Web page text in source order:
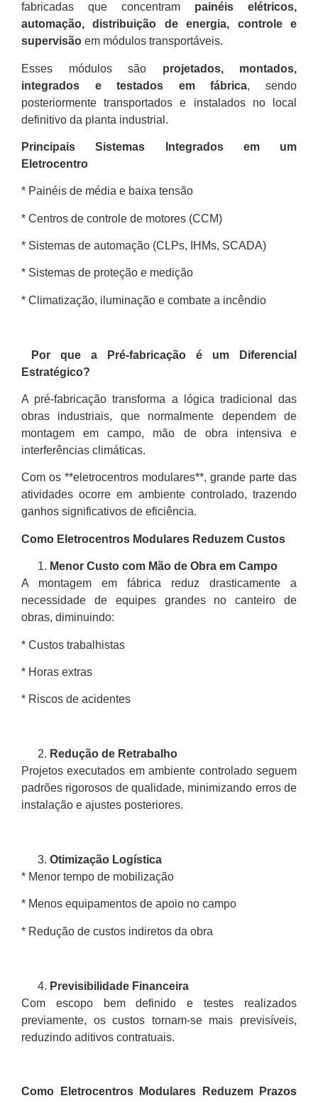
fabricadas que concentram painéis elétricos,
automação, distribuição de energia, controle e
supervisão em módulos transportáveis.
Esses módulos são projetados, montados,
integrados e testados em fábrica, sendo
posteriormente transportados e instalados no local
definitivo da planta industrial.
Principais Sistemas Integrados em um
Eletrocentro
* Painéis de média e baixa tensão
* Centros de controle de motores (CCM)
* Sistemas de automação (CLPs, IHMs, SCADA)
* Sistemas de proteção e medição
* Climatização, iluminação e combate a incêndio
Por que a Pré-fabricação é um Diferencial
Estratégico?
A pré-fabricação transforma a lógica tradicional das
obras industriais, que normalmente dependem de
montagem em campo, mão de obra intensiva e
interferências climáticas.
Com os **eletrocentros modulares**, grande parte das
atividades ocorre em ambiente controlado, trazendo
ganhos significativos de eficiência.
Como Eletrocentros Modulares Reduzem Custos
Menor Custo com Mão de Obra em Campo
A montagem em fábrica reduz drasticamente a
necessidade de equipes grandes no canteiro de
obras, diminuindo:
* Custos trabalhistas
* Horas extras
* Riscos de acidentes
Redução de Retrabalho
Projetos executados em ambiente controlado seguem
padrões rigorosos de qualidade, minimizando erros de
instalação e ajustes posteriores.
Otimização Logística
* Menor tempo de mobilização
* Menos equipamentos de apoio no campo
* Redução de custos indiretos da obra
Previsibilidade Financeira
Com escopo bem definido e testes realizados
previamente, os custos tornam-se mais previsíveis,
reduzindo aditivos contratuais.
Como Eletrocentros Modulares Reduzem Prazos